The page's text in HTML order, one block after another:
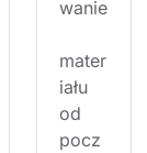
wanie
mater
iału
od
pocz